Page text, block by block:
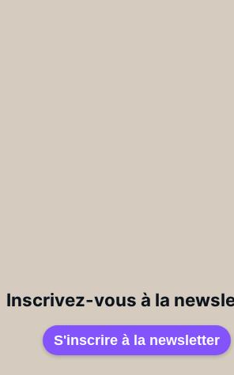
Inscrivez-vous à la
S'inscrire à la newsletter